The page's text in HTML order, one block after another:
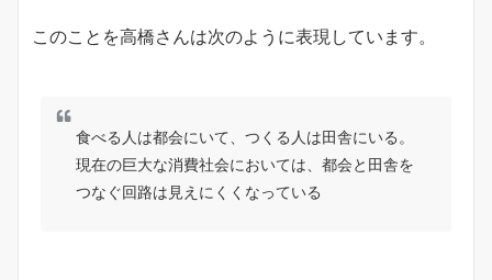
このことを高橋さんは次のように表現しています。
食べる人は都会にいて、つくる人は田舎にいる。
現在の巨大な消費社会においては、都会と田舎を
つなぐ回路は見えにくくなっている